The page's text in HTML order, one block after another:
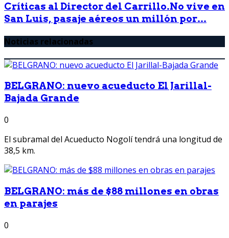
Críticas al Director del Carrillo.No vive en
San Luis, pasaje aéreos un millón por...
Noticias relacionadas
BELGRANO: nuevo acueducto El Jarillal-
Bajada Grande
0
El subramal del Acueducto Nogolí tendrá una longitud de
38,5 km.
BELGRANO: más de $88 millones en obras
en parajes
0